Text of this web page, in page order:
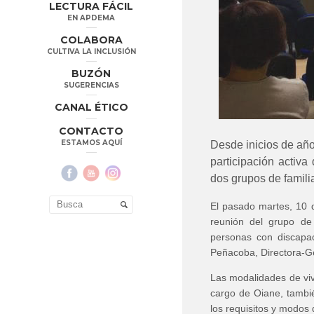
LECTURA FÁCIL
EN APDEMA
COLABORA
CULTIVA LA INCLUSIÓN
BUZÓN
SUGERENCIAS
CANAL ÉTICO
CONTACTO
ESTAMOS AQUÍ
Desde inicios de
participación activa
dos grupos de
El pasado martes, 10
reunión del grupo
personas con
Peñacoba, Directora-
Las modalidades de
cargo de Oiane,
los requisitos y modos